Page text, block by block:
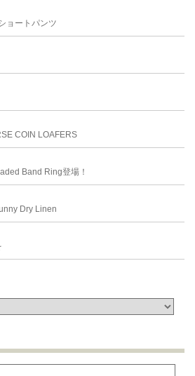
ョートパンツ
COIN LOAFERS
Band Ring登場！
Dry Linen